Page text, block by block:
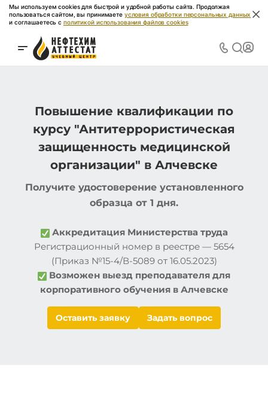
Мы используем cookies для быстрой и удобной работы сайта. Продолжая
пользоваться сайтом, вы принимаете условия обработки персональных данных
и соглашаетесь с политикой использования файлов cookies
Повышение квалификации по
курсу "Антитеррористическая
защищенность медицинской
организации" в Алчевске
Получите удостоверение установленного
образца от 1 дня.
Аккредитация Министерства труда
Регистрационный номер в реестре — 5654
(Приказ №15-4/В-5089 от 16.05.2023)
Возможен выезд преподавателя для
корпоративного обучения в Алчевске
Оставить заявку Задать вопрос